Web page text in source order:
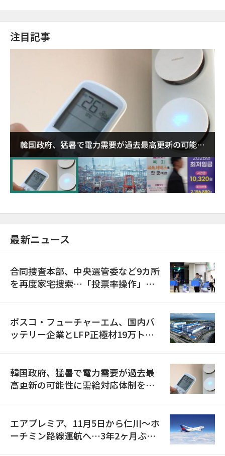
注目記事
韓国政府、猛暑で電力需要が過去最高更新の可能性
に需給対応体制を点検
最新ニュース
合同捜査本部、中央選管委など9カ所
を再度家宅捜索…「投票率操作」の
ポスコ・フューチャーエム、国内バ
ッテリー企業とLFP正極材19万トン
韓国政府、猛暑で電力需要が過去最
高更新の可能性に需給対応体制を点
エアプレミア、11月5日から仁川〜ホ
ーチミン路線運航へ…3年2ヶ月ぶり